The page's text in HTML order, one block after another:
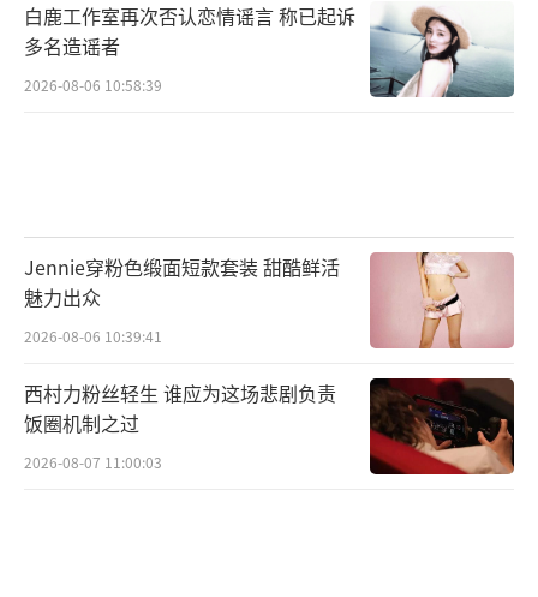
白鹿工作室再次否认恋情谣言 称已起诉
多名造谣者
2026-08-06 10:58:39
Jennie穿粉色缎面短款套装 甜酷鲜活
魅力出众
2026-08-06 10:39:41
西村力粉丝轻生 谁应为这场悲剧负责
饭圈机制之过
2026-08-07 11:00:03